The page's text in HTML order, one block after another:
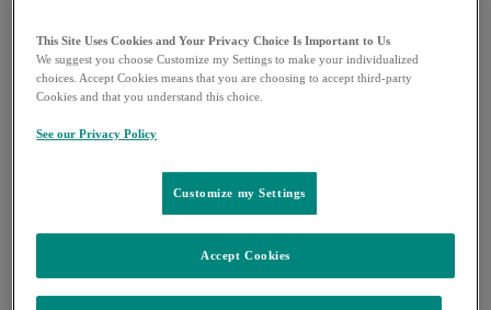
Pesquisa Clínica
Nosso foco
Pipeline
Estudos Clínicos
Notícias
Contatos
Saúde Sem Segredo
Comunicados ao mercado
Outros sites MSD
This Site Uses Cookies and Your Privacy Choice Is Important to Us
We suggest you choose Customize my Settings to make your individualized
choices. Accept Cookies means that you are choosing to accept third-party
Cookies and that you understand this choice.
See our Privacy Policy
Customize my Settings
Accept Cookies